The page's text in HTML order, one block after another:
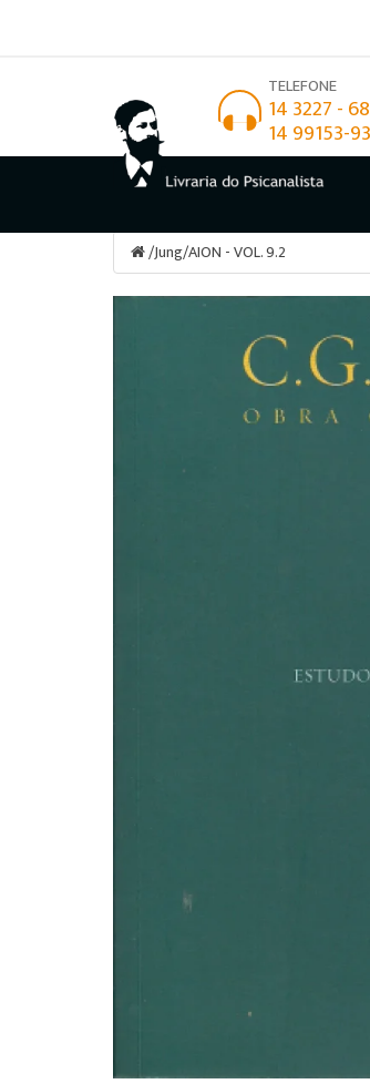
TELEFONE
14 3227 -
14 99153-
/Jung/AION - VOL. 9.2